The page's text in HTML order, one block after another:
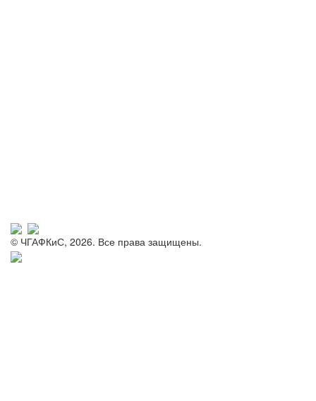
© ЧГАФКиС, 2026. Все права защищены.